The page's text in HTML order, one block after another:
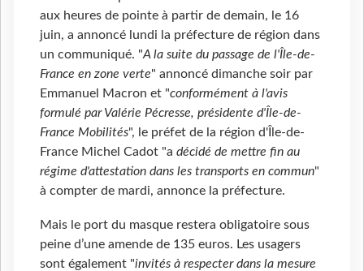
aux heures de pointe à partir de demain, le 16
juin, a annoncé lundi la préfecture de région dans
un communiqué. "A la suite du passage de l'Île-de-
France en zone verte" annoncé dimanche soir par
Emmanuel Macron et "conformément à l'avis
formulé par Valérie Pécresse, présidente d'Île-de-
France Mobilités", le préfet de la région d'Île-de-
France Michel Cadot "a décidé de mettre fin au
régime d'attestation dans les transports en commun"
à compter de mardi, annonce la préfecture.
Mais le port du masque restera obligatoire sous
peine d’une amende de 135 euros. Les usagers
sont également "invités à respecter dans la mesure